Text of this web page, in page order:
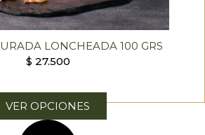
LONCHEADA 100 GRS
$ 27.500
VER OPCIONES